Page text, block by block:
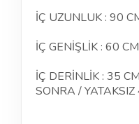
İÇ UZUNLUK : 90
İÇ GENİŞLİK : 60 CM
İÇ DERİNLİK : 35
SONRA / YATAKSIZ